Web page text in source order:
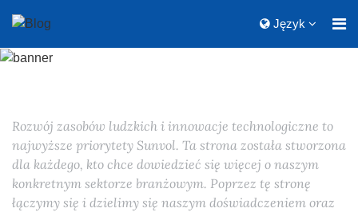
Język
Rozwój zasobów ludzkich i innowacje technologiczne to
najwyższe priorytety Sunvol. Ta strona została stworzona
dla każdego, kto chce dowiedzieć się więcej o naszym
konkretnym sektorze branżowym. Poprzez tę stronę
łączymy się i dzielimy się naszym doświadczeniem oraz